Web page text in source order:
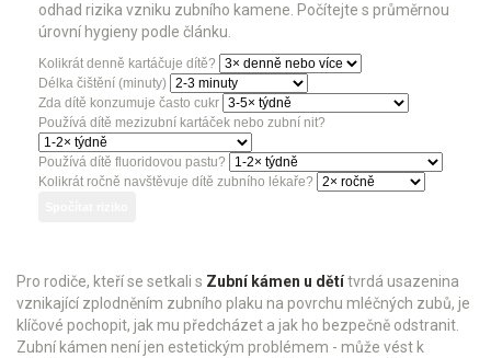
odhad rizika vzniku zubního kamene. Počítejte s průměrnou
úrovní hygieny podle článku.
Kolikrát denně kartáčuje dítě?
Délka čištění (minuty)
Zda dítě konzumuje často cukr
Používá dítě mezizubní kartáček nebo zubní nit?
Používá dítě fluoridovou pastu?
Kolikrát ročně navštěvuje dítě zubního lékaře?
Pro rodiče, kteří se setkali s Zubní kámen u dětítvrdá usazenina
vznikající zplodněním zubního plaku na povrchu mléčných zubů, je
klíčové pochopit, jak mu předcházet a jak ho bezpečně odstranit.
Zubní kámen není jen estetickým problémem - může vést k